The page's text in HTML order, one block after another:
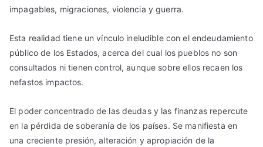
impagables, migraciones, violencia y guerra.
Esta realidad tiene un vínculo ineludible con el endeudamiento
público de los Estados, acerca del cual los pueblos no son
consultados ni tienen control, aunque sobre ellos recaen los
nefastos impactos.
El poder concentrado de las deudas y las finanzas repercute
en la pérdida de soberanía de los países. Se manifiesta en
una creciente presión, alteración y apropiación de la